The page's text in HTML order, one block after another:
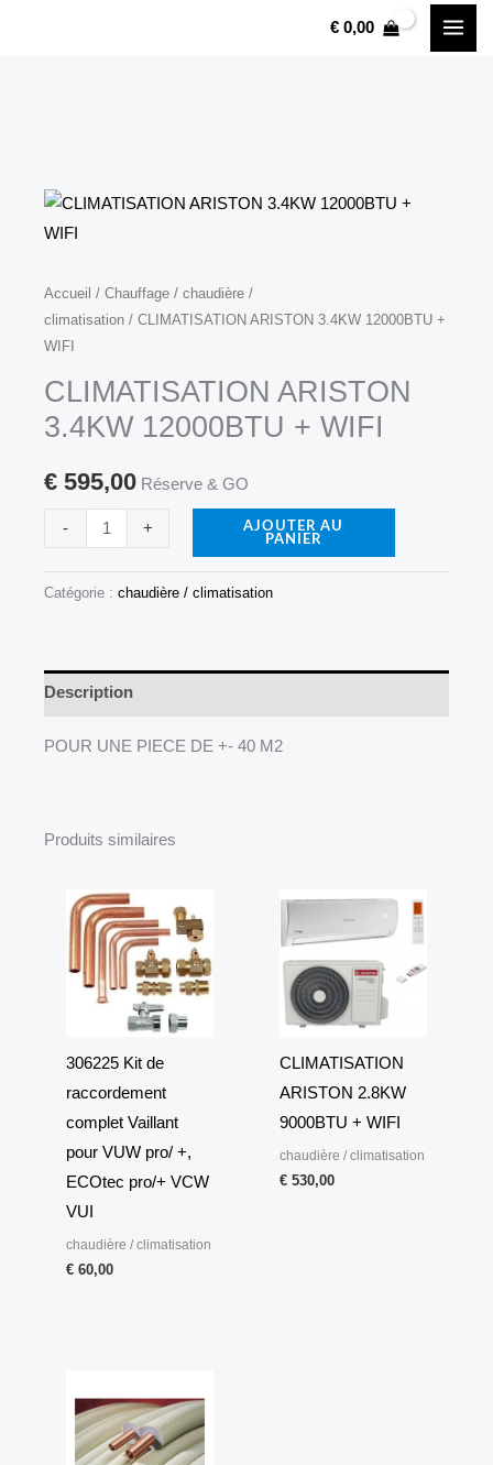
€0,00
Accueil / Chauffage / chaudière /
climatisation / CLIMATISATION ARISTON 3.4KW 12000BTU +
WIFI
CLIMATISATION ARISTON
3.4KW 12000BTU + WIFI
€ 595,00 Réserve & GO
-
quantité
de
CLIMATISATION
ARISTON
3.4KW
12000BTU
+
+
AJOUTER AU
PANIER
Catégorie : chaudière / climatisation
Description
POUR UNE PIECE DE +- 40 M2
Produits similaires
306225 Kit de
raccordement
complet Vaillant
pour VUW pro/ +,
ECOtec pro/+ VCW
VUI
chaudière / climatisation
€ 60,00
CLIMATISATION
ARISTON 2.8KW
9000BTU + WIFI
chaudière / climatisation
€ 530,00